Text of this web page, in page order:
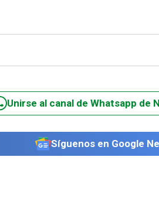
Unirse al canal de Whatsapp de
Síguenos en Google